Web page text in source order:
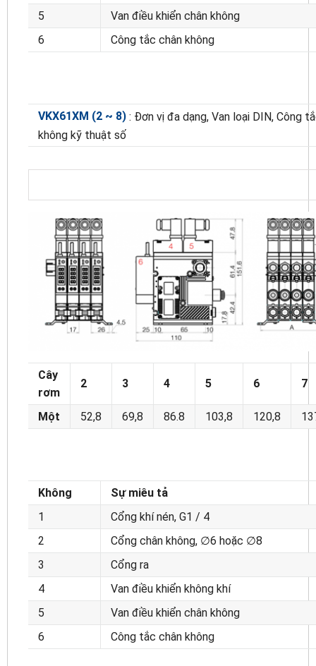
5
Van điều khiển chân không
6
Công tắc chân không
VKX61XM (2 ~ 8) : Đơn vị đa dạng, Van loại DIN, Công
không kỹ thuật số
Cây
rơm
2 3 4 5 6 7
Một 52,8 69,8 86.8 103,8 120,8
Không
Sự miêu tả
1
Cổng khí nén, G1 / 4
2
Cổng chân không, ∅6 hoặc ∅8
3
Cổng ra
4
Van điều khiển không khí
5
Van điều khiển chân không
6
Công tắc chân không